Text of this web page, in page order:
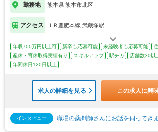
勤務地 熊本県 熊本市北区
アクセス ＪＲ豊肥本線 武蔵塚駅
年収700万円以上可 新卒も応募可能 未経験者も応募可能
産休・育休取得実績有り
スキルアップ 駅チカ 店舗数30以
年間休日120日以上
求人の詳細を見る この求人に興
インタビュー 職場の薬剤師さんにお話を伺ってき